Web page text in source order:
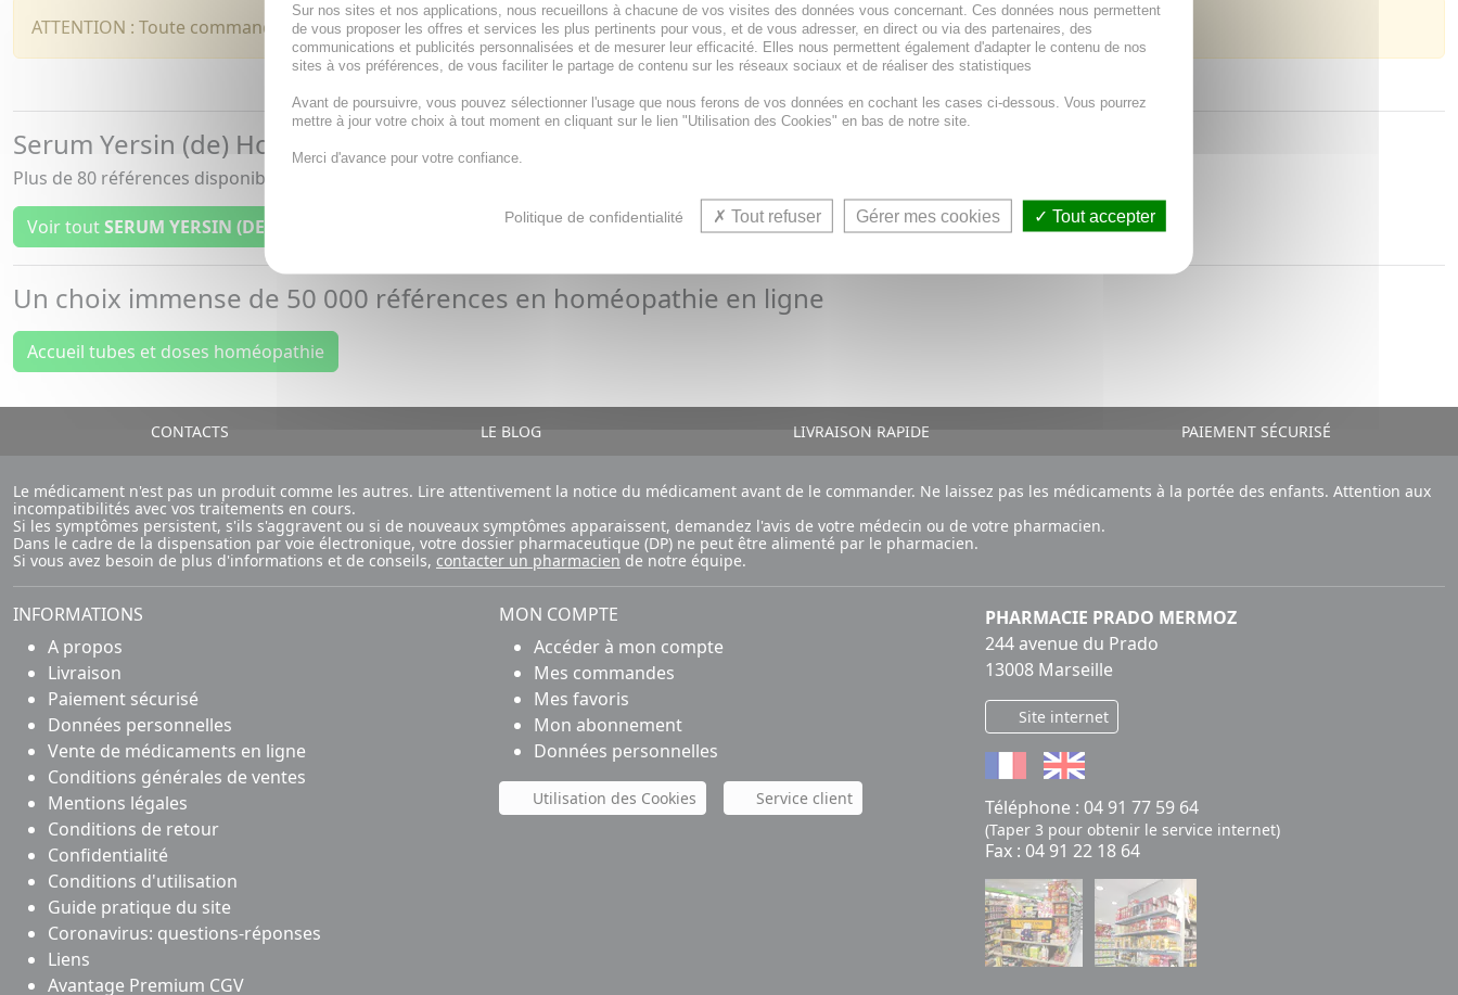
ATTENTION : Toute commande comprenant de l'homéopathie sera expédiée sous3 à 4 jours ouvrés
Serum Yersin (de) Homéopathie
Plus de 80 références disponibles
Voir toutSERUM YERSIN (DE)
Un choix immense de 50 000 références en homéopathie en ligne
Accueil tubes et doses homéopathie
CONTACTS LE BLOG LIVRAISON RAPIDE PAIEMENT SÉCURISÉ
Le médicament n'est pas un produit comme les autres. Lire attentivement la notice du médicament avant de le commander. Ne laissez pas les médicaments à la portée des enfants. Attention aux
incompatibilités avec vos traitements en cours.
Si les symptômes persistent, s'ils s'aggravent ou si de nouveaux symptômes apparaissent, demandez l'avis de votre médecin ou de votre pharmacien.
Dans le cadre de la dispensation par voie électronique, votre dossier pharmaceutique (DP) ne peut être alimenté par le pharmacien.
Si vous avez besoin de plus d'informations et de conseils, contacter un pharmacien de notre équipe.
INFORMATIONS
A propos
Livraison
Paiement sécurisé
Données personnelles
Vente de médicaments en ligne
Conditions générales de ventes
Mentions légales
Conditions de retour
Confidentialité
Conditions d'utilisation
Guide pratique du site
Coronavirus: questions-réponses
Liens
Avantage Premium CGV
MON COMPTE
Accéder à mon compte
Mes commandes
Mes favoris
Mon abonnement
Données personnelles
Utilisation des Cookies Service client
PHARMACIE PRADO MERMOZ
244 avenue du Prado
13008 Marseille
Site internet
Téléphone : 04 91 77 59 64
(Taper 3 pour obtenir le service internet)
Fax : 04 91 22 18 64
Sur nos sites et nos applications, nous recueillons à chacune de vos visites des données vous concernant. Ces données nous permettent
de vous proposer les offres et services les plus pertinents pour vous, et de vous adresser, en direct ou via des partenaires, des
communications et publicités personnalisées et de mesurer leur efficacité. Elles nous permettent également d'adapter le contenu de nos
sites à vos préférences, de vous faciliter le partage de contenu sur les réseaux sociaux et de réaliser des statistiques
Avant de poursuivre, vous pouvez sélectionner l'usage que nous ferons de vos données en cochant les cases ci-dessous. Vous pourrez
mettre à jour votre choix à tout moment en cliquant sur le lien "Utilisation des Cookies" en bas de notre site.
Merci d'avance pour votre confiance.
Politique de confidentialité Tout refuser Gérer mes cookies Tout accepter